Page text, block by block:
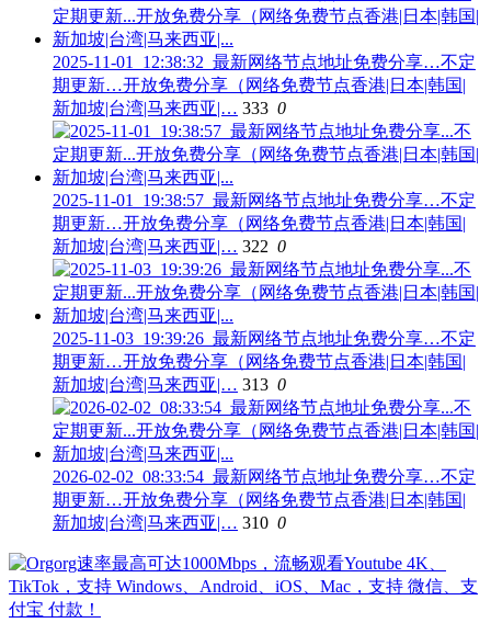
2025-11-01_12:38:32_最新网络节点地址免费分享…不定
期更新…开放免费分享（网络免费节点香港|日本|韩国|
新加坡|台湾|马来西亚|… 333 0
2025-11-01_19:38:57_最新网络节点地址免费分享…不定
期更新…开放免费分享（网络免费节点香港|日本|韩国|
新加坡|台湾|马来西亚|… 322 0
2025-11-03_19:39:26_最新网络节点地址免费分享…不定
期更新…开放免费分享（网络免费节点香港|日本|韩国|
新加坡|台湾|马来西亚|… 313 0
2026-02-02_08:33:54_最新网络节点地址免费分享…不定
期更新…开放免费分享（网络免费节点香港|日本|韩国|
新加坡|台湾|马来西亚|… 310 0